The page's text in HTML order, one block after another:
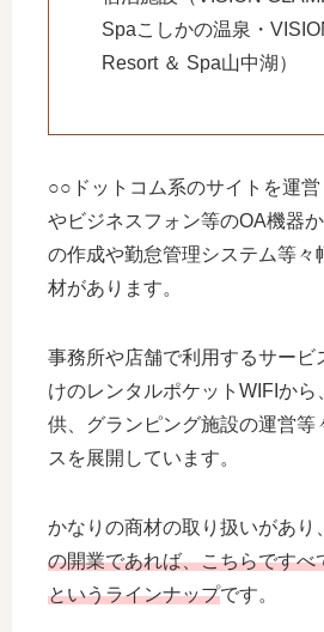
Spaこしかの温泉・
Resort ＆ Spa山中湖）
○○ドットコム系のサイトを運
やビジネスフォン等のOA機器
の作成や勤怠管理システム等々
材があります。
事務所や店舗で利用するサービ
けのレンタルポケットWIFIから
供、グランピング施設の運営等
スを展開しています。
かなりの商材の取り扱いがあり、
の開業であれば、こちらですべ
というラインナップです。